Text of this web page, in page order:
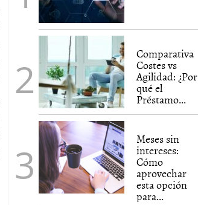
Comparativa
Costes vs
Agilidad: ¿Por
qué el
Préstamo...
Meses sin
intereses:
Cómo
aprovechar
esta opción
para...